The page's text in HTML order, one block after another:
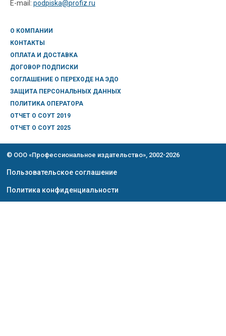
E-mail: podpiska@profiz.ru
О КОМПАНИИ
КОНТАКТЫ
ОПЛАТА И ДОСТАВКА
ДОГОВОР ПОДПИСКИ
СОГЛАШЕНИЕ О ПЕРЕХОДЕ НА ЭДО
ЗАЩИТА ПЕРСОНАЛЬНЫХ ДАННЫХ
ПОЛИТИКА ОПЕРАТОРА
ОТЧЕТ О СОУТ 2019
ОТЧЕТ О СОУТ 2025
© ООО «Профессиональное издательство», 2002-2026
Пользовательское соглашение
Политика конфиденциальности